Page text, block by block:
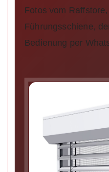
Fotos vom
Führungsschiene,
Bedienung per